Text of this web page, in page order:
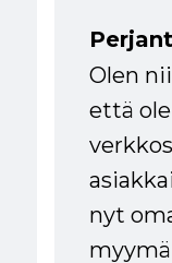
Olen
että
nyt